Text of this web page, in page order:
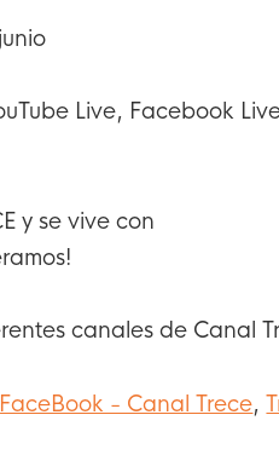
Live, Facebook
y se vive con
canales de Canal
FaceBook - Canal Trece,